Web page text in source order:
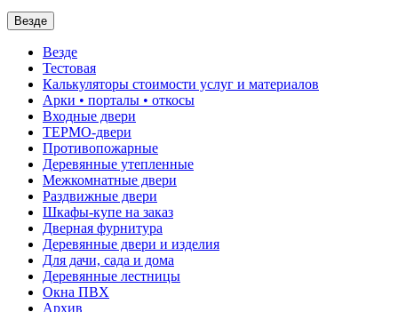
Везде
Везде
Тестовая
Калькуляторы стоимости услуг и материалов
Арки • порталы • откосы
Входные двери
ТЕРМО-двери
Противопожарные
Деревянные утепленные
Межкомнатные двери
Раздвижные двери
Шкафы-купе на заказ
Дверная фурнитура
Деревянные двери и изделия
Для дачи, сада и дома
Деревянные лестницы
Окна ПВХ
Архив